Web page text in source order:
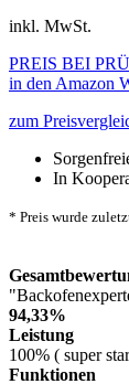
inkl. MwSt.
PREIS BEI
in den Amazon
zum
In
* Preis wurde
94,33%
Leistung
100% ( super
Funktionen